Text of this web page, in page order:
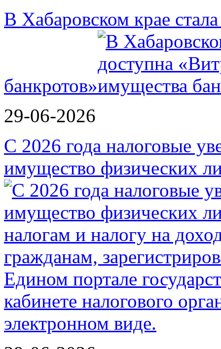
В Хабаровском крае
банкротов»
29-06-2026
С 2026 года налоговые
имущество физических